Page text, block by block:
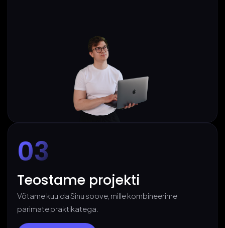
03
Teostame projekti
Võtame kuulda Sinu soove, mille kombineerime
parimate praktikatega.